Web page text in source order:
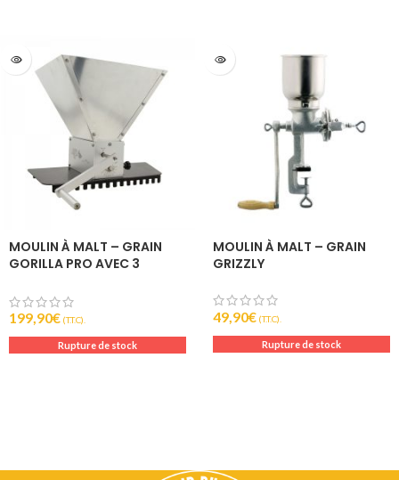
MOULIN À MALT – GRAIN
GORILLA PRO AVEC 3
199,90€ (T.T.C).
Rupture de stock
MOULIN À MALT – GRAIN
GRIZZLY
49,90€ (T.T.C).
Rupture de stock